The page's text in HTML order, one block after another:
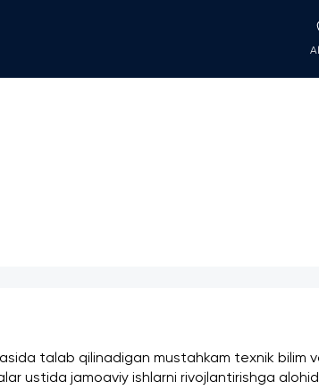
talab qilinadigan mustahkam texnik bilim
ustida jamoaviy ishlarni rivojlantirishga